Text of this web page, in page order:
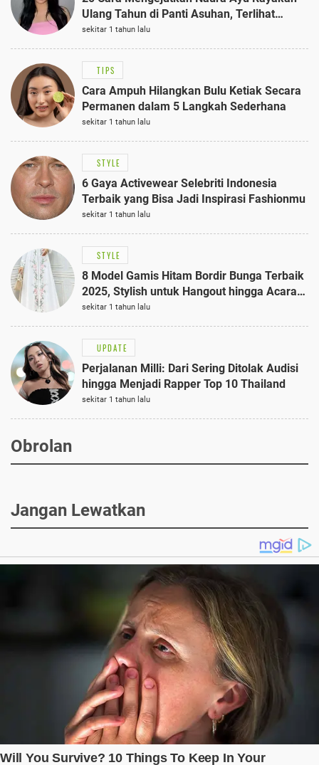
Ulang Tahun di Panti Asuhan, Terlihat
Anggun dengan Kaftan Cokelat
sekitar 1 tahun lalu
TIPS
Cara Ampuh Hilangkan Bulu Ketiak Secara
Permanen dalam 5 Langkah Sederhana
sekitar 1 tahun lalu
STYLE
6 Gaya Activewear Selebriti Indonesia
Terbaik yang Bisa Jadi Inspirasi Fashionmu
sekitar 1 tahun lalu
STYLE
8 Model Gamis Hitam Bordir Bunga Terbaik
2025, Stylish untuk Hangout hingga Acara
Semi-Formal
sekitar 1 tahun lalu
UPDATE
Perjalanan Milli: Dari Sering Ditolak Audisi
hingga Menjadi Rapper Top 10 Thailand
sekitar 1 tahun lalu
Obrolan
Jangan Lewatkan